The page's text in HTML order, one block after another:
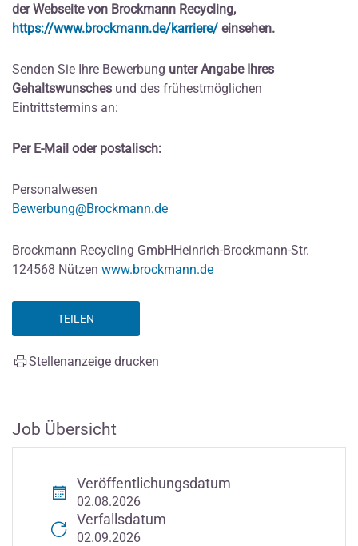
der Webseite von Brockmann Recycling,
https://www.brockmann.de/karriere/ einsehen.
Senden Sie Ihre Bewerbung unter Angabe Ihres
Gehaltswunsches und des frühestmöglichen
Eintrittstermins an:
Per E-Mail oder postalisch:
Personalwesen
Bewerbung@Brockmann.de
Brockmann Recycling GmbHHeinrich-Brockmann-Str.
124568 Nützen www.brockmann.de
TEILEN
Stellenanzeige drucken
Job Übersicht
Veröffentlichungsdatum
02.08.2026
Verfallsdatum
02.09.2026